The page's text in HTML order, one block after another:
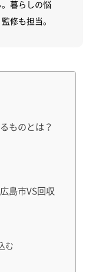
暮らしの悩
修も担当。
ものとは？
島市VS回収
む